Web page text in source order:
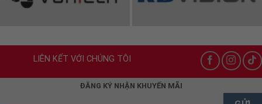
LIÊN KẾT VỚI CHÚNG TÔI
ĐĂNG KÝ NHẬN KHUYẾN MÃI